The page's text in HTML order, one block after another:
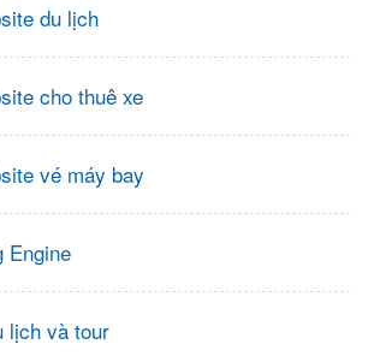
du lịch
cho thuê xe
vé máy bay
Engine
lịch và tour